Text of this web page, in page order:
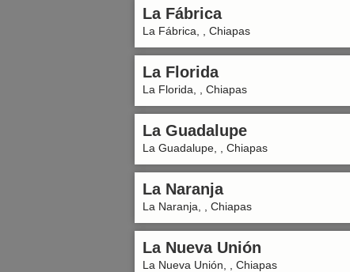
La Fábrica
La Fábrica, , Chiapas
La Florida
La Florida, , Chiapas
La Guadalupe
La Guadalupe, , Chiapas
La Naranja
La Naranja, , Chiapas
La Nueva Unión
La Nueva Unión, , Chiapas